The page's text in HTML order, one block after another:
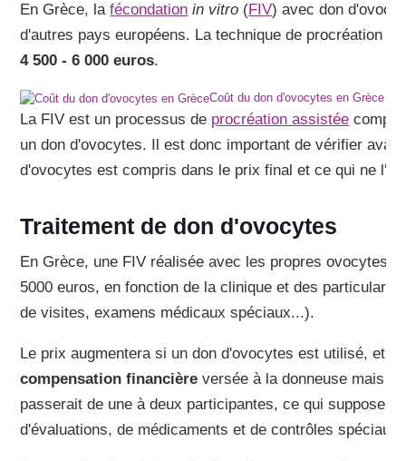
En Grèce, lafécondation in vitro (FIV) avec don
d'autres pays européens. La technique de procréation
4 500 - 6 000 euros.
Coût du don d'ovocytes en Grèce
La FIV est un processus de procréation assistée
un don d'ovocytes. Il est donc important de vérifier
d'ovocytes est compris dans le prix final et ce qui ne
Traitement de don d'ovocytes
En Grèce, une FIV réalisée avec les propres ovocytes
5000 euros, en fonction de la clinique et des
de visites, examens médicaux spéciaux...).
Le prix augmentera si un don d'ovocytes est utilisé, et
compensation financière versée à la donneuse mais
passerait de une à deux participantes, ce qui suppose
d'évaluations, de médicaments et de contrôles spéciaux.